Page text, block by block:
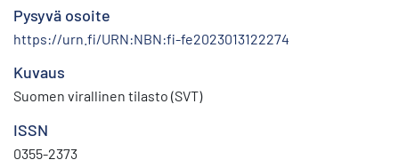
Pysyvä osoite
https://urn.fi/URN:NBN:fi-fe2023013122274
Kuvaus
Suomen virallinen tilasto (SVT)
ISSN
0355-2373